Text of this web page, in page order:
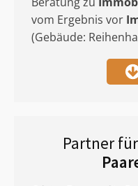
vom Ergebnis vor
(Gebäude:
Partner